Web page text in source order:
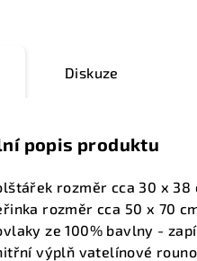
Diskuze
popis produktu
rozměr cca 30 x 38
rozměr cca 50 x 70
ze 100% bavlny -
výplň vatelínové